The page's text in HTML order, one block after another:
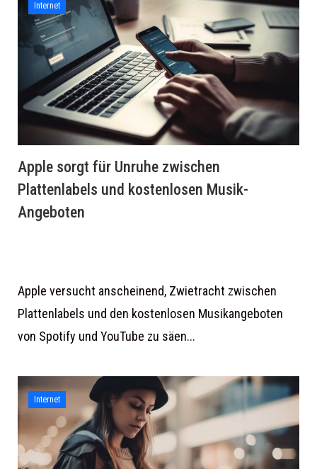
Internet
Apple sorgt für Unruhe zwischen
Plattenlabels und kostenlosen Musik-
Angeboten
Apple versucht anscheinend, Zwietracht zwischen
Plattenlabels und den kostenlosen Musikangeboten
von Spotify und YouTube zu säen...
Internet